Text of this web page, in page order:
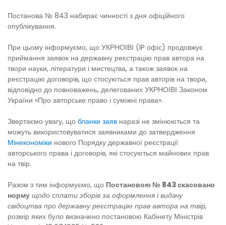
Постанова № 843 набирає чинності з дня офіційного
опублікування.
При цьому інформуємо, що УКРНОІВІ (IP офіс) продовжує
приймання заявок на державну реєстрацію прав автора на
твори науки, літератури і мистецтва, а також заявок на
реєстрацію договорів, що стосуються прав авторів на твори,
відповідно до повноважень, делегованих УКРНОІВІ Законом
України «Про авторське право і суміжні права».
Звертаємо увагу, що бланки заяв наразі не змінюються та
можуть використовуватися заявниками до затвердження
Мінекономіки нового Порядку державної реєстрації
авторського права і договорів, які стосуються майнових прав
на твір.
Разом з тим інформуємо, що Постановою № 843 скасовано
норму щодо сплати зборів за оформлення і видачу
свідоцтва про державну реєстрацію прав автора на твір,
розмір яких було визначено постановою Кабінету Міністрів